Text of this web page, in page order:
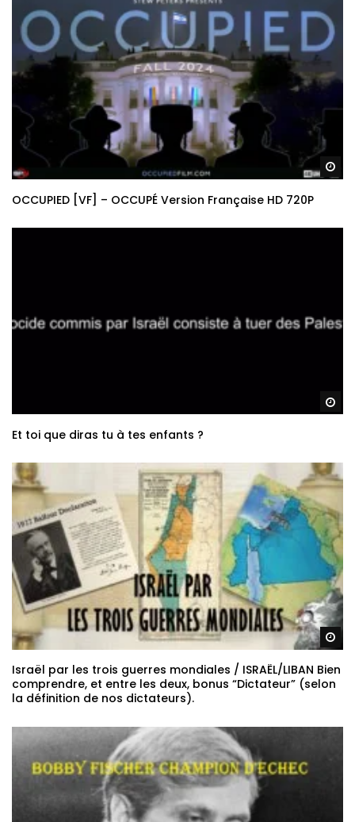
OCCUPIED [VF] – OCCUPÉ Version Française HD 720P
Et toi que diras tu à tes enfants ?
Israël par les trois guerres mondiales / ISRAËL/LIBAN Bien
comprendre, et entre les deux, bonus “Dictateur” (selon
la définition de nos dictateurs).